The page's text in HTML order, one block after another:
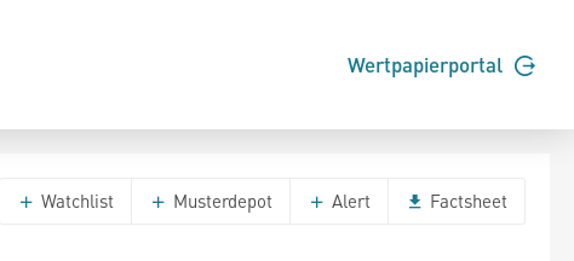
Wertpapierportal
Watchlist Musterdepot Alert Factsheet